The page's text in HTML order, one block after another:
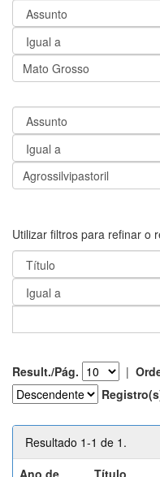
Utilizar filtros para refinar o
Result./Pág. |
Resultado 1-1 de 1.
Ano de
Título